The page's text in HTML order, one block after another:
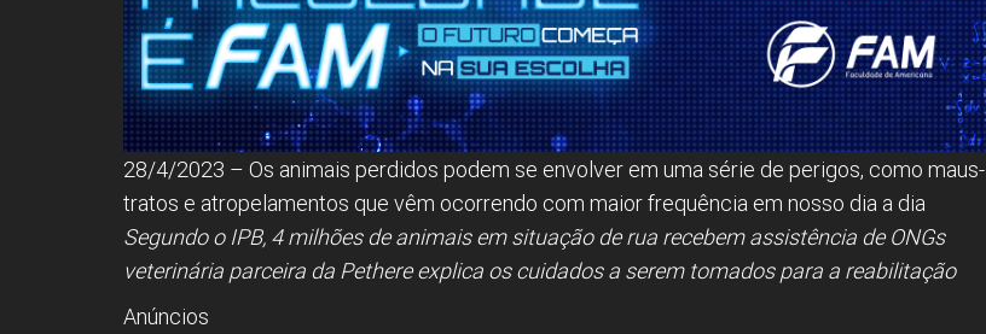
28/4/2023 – Os animais perdidos podem se envolver em uma série de perigos, como maus-
tratos e atropelamentos que vêm ocorrendo com maior frequência em nosso dia a dia
Segundo o IPB, 4 milhões de animais em situação de rua recebem assistência de ONGs
veterinária parceira da Pethere explica os cuidados a serem tomados para a reabilitação
Anúncios